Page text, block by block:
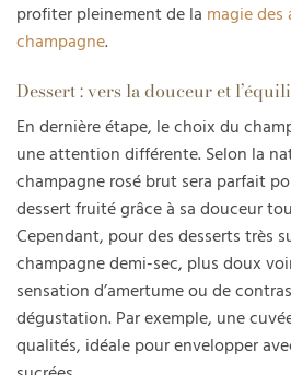
profiter pleinement de la magie des
champagne.
Dessert : vers la douceur et
En dernière étape, le choix du
une attention différente. Selon la
champagne rosé brut sera parfait
dessert fruité grâce à sa douceur
Cependant, pour des desserts très
champagne demi-sec, plus doux
sensation d’amertume ou de
dégustation. Par exemple, une
qualités, idéale pour envelopper